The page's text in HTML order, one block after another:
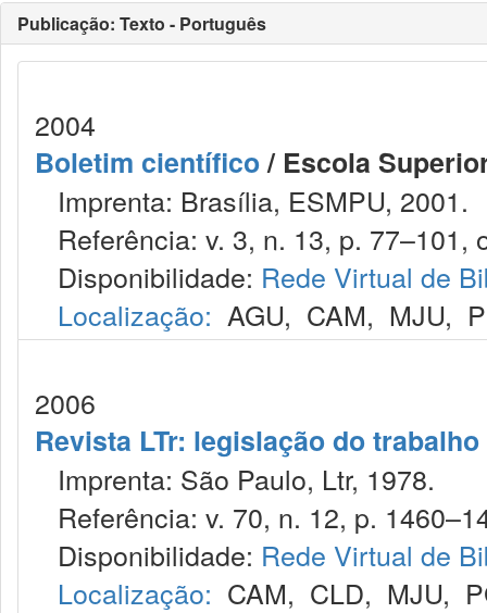
Publicação: Texto - Português
2004
Boletim científico/ Escola
Imprenta: Brasília, ESMPU, 2001.
Referência: v. 3, n. 13, p. 77–101,
Disponibilidade: Rede Virtual de
Localização: AGU, CAM, MJU,
2006
Revista LTr: legislação do trabalho
Imprenta: São Paulo, Ltr, 1978.
Referência: v. 70, n. 12, p.
Disponibilidade: Rede Virtual de
Localização: CAM, CLD, MJU,